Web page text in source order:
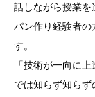
話しながら授業を
パン作り経験者の
す。
「技術が一向に
では知らず知ら